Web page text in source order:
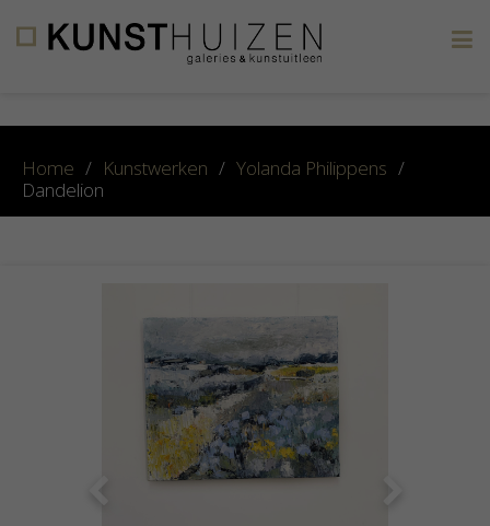
Home / Kunstwerken / Yolanda Philippens /
Dandelion